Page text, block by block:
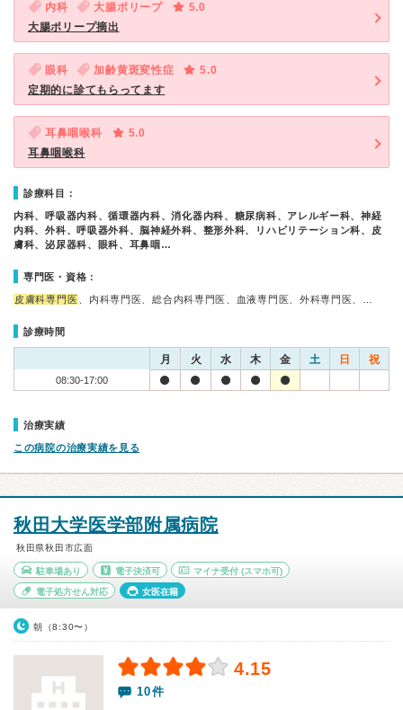
内科 大腸ポリープ
5.0
大腸ポリープ摘出
眼科 加齢黄斑変性症
5.0
定期的に診てもらってます
耳鼻咽喉科
5.0
耳鼻咽喉科
診療科目：
内科、呼吸器内科、循環器内科、消化器内科、糖尿病科、アレルギー科、神経
内科、外科、呼吸器外科、脳神経外科、整形外科、リハビリテーション科、皮
膚科、泌尿器科、眼科、耳鼻咽…
専門医・資格：
皮膚科専門医 、内科専門医、総合内科専門医、血液専門医、外科専門医、…
診療時間
月 火 水 木 金 土 日 祝
08:30-17:00
治療実績
この病院の治療実績を見る
秋田大学医学部附属病院
秋田県秋田市広面
駐車場あり 電子決済可 マイナ受付 (スマホ可)
電子処方せん対応 女医在籍
朝（8:30〜）
4.15
10件